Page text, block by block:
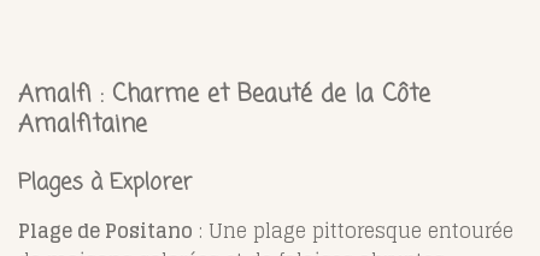
Amalfi : Charme et Beauté de la Côte
Amalfitaine
Plages à Explorer
Plage de Positano : Une plage pittoresque entourée